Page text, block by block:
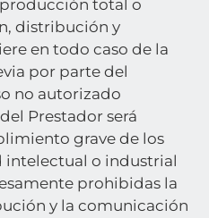
total o
distribución y
en todo caso de la
por parte del
no autorizado
Prestador será
grave de los
intelectual o industrial
prohibidas la
y la comunicación